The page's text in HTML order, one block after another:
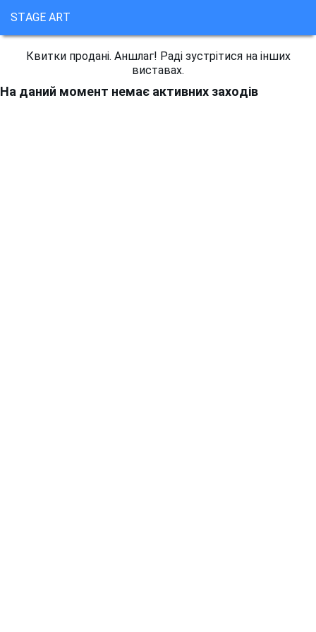
STAGE ART
Квитки продані. Аншлаг! Раді зустрітися на інших
виставах.
На даний момент немає активних заходів